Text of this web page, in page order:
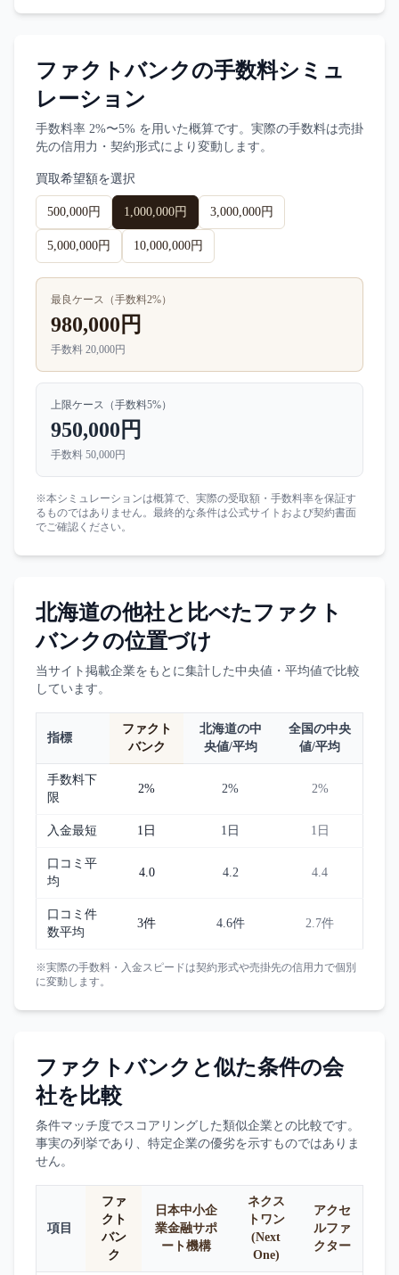
ファクトバンクの手数料シミュ
レーション
手数料率 2%〜5% を用いた概算です。実際の手数料は売掛
先の信用力・契約形式により変動します。
買取希望額を選択
500,000円 1,000,000円 3,000,000円
5,000,000円 10,000,000円
最良ケース（手数料2%）
980,000円
手数料 20,000円
上限ケース（手数料5%）
950,000円
手数料 50,000円
※本シミュレーションは概算で、実際の受取額・手数料率を保証す
るものではありません。最終的な条件は公式サイトおよび契約書面
でご確認ください。
北海道の他社と比べたファクト
バンクの位置づけ
当サイト掲載企業をもとに集計した中央値・平均値で比較
しています。
指標
ファクト
バンク
北海道の中
央値/平均
全国の中央
値/平均
手数料下
限
2% 2% 2%
入金最短 1日 1日 1日
口コミ平
均
4.0 4.2 4.4
口コミ件
数平均
3件 4.6件 2.7件
※実際の手数料・入金スピードは契約形式や売掛先の信用力で個別
に変動します。
ファクトバンク と似た条件の会
社を比較
条件マッチ度でスコアリングした類似企業との比較です。
事実の列挙であり、特定企業の優劣を示すものではありま
せん。
項目
ファ
クト
バン
ク
日本中小企
業金融サポ
ート機構
ネクス
トワン
(Next
One)
アクセ
ルファ
クター